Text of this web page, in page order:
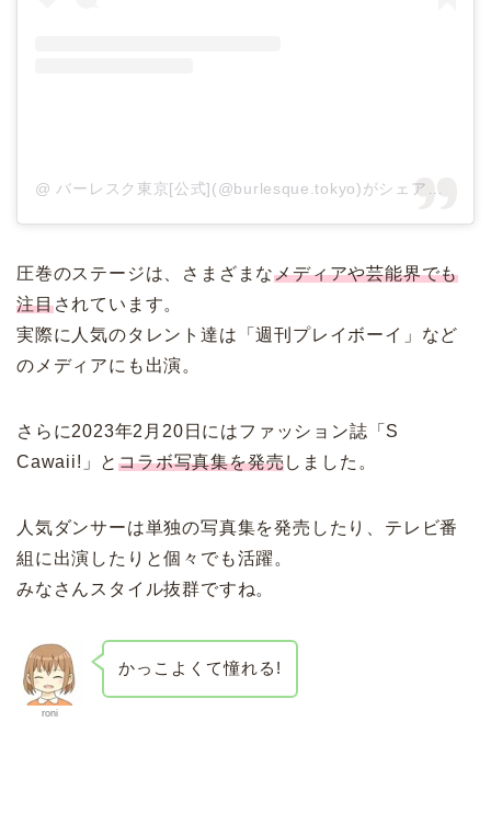
圧巻のステージは、さまざまなメディアや芸能界でも
注目されています。
実際に人気のタレント達は「週刊プレイボーイ」など
のメディアにも出演。
さらに2023年2月20日にはファッション誌「S
Cawaii!」とコラボ写真集を発売しました。
人気ダンサーは単独の写真集を発売したり、テレビ番
組に出演したりと個々でも活躍。
みなさんスタイル抜群ですね。
roni
かっこよくて憧れる!